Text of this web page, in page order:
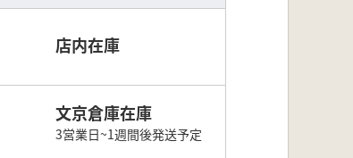
店内在庫
文京倉庫在庫
3営業日~1週間後発送予定